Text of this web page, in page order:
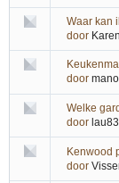
Waar kan
door
door
Welke
door lau83
Kenwood
door